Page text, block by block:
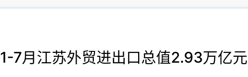
1-7月江苏外贸进出口总值2.93万亿元